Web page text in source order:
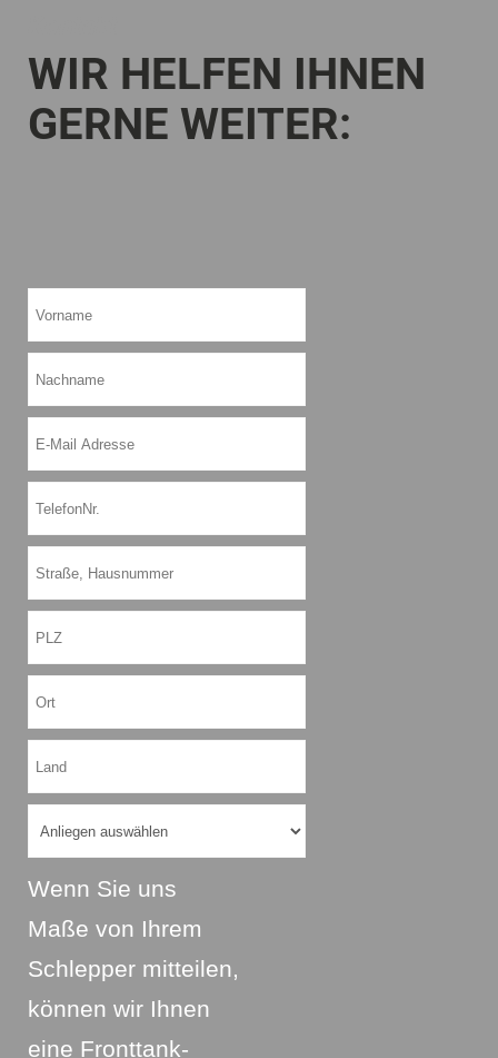
WIR HELFEN IHNEN
GERNE WEITER:
Wenn Sie uns
Maße von Ihrem
Schlepper mitteilen,
können wir Ihnen
eine Fronttank-